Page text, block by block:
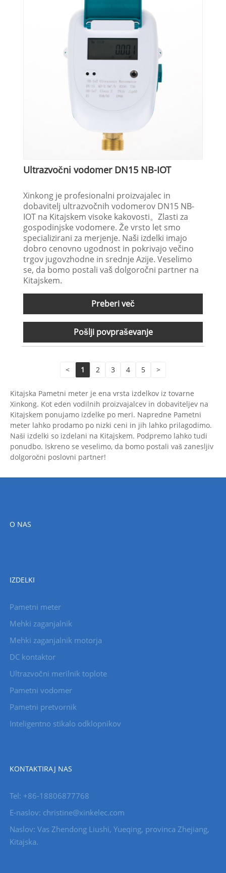
Ultrazvočni vodomer DN15 NB-IOT
Xinkong je profesionalni proizvajalec in
dobavitelj ultrazvočnih vodomerov DN15 NB-
IOT na Kitajskem visoke kakovosti。Zlasti za
gospodinjske vodomere. Že vrsto let smo
specializirani za merjenje. Naši izdelki imajo
dobro cenovno ugodnost in pokrivajo večino
trgov jugovzhodne in srednje Azije. Veselimo
se, da bomo postali vaš dolgoročni partner na
Kitajskem.
Preberi več
Pošlji povpraševanje
< 1 2 3 4 5 >
Kitajska Pametni meter je ena vrsta izdelkov iz tovarne
Xinkong. Kot eden vodilnih proizvajalcev in dobaviteljev na
Kitajskem ponujamo izdelke po meri. Napredne Pametni
meter lahko prodamo po nizki ceni in jih lahko prilagodimo.
Naši izdelki so izdelani na Kitajskem. Podpremo lahko tudi
ponudbo. Iskreno se veselimo, da bomo postali vaš zanesljiv
dolgoročni poslovni partner!
O NAS
IZDELKI
Pametni meter
Mehki zaganjalnik
Mehki zaganjalnik motorja
DC kontaktor
Ultrazvočni merilnik toplote
Pametni vodomer
Pametni pretvornik
Inteligentno stikalo odklopnikov
KONTAKTIRAJ NAS
Tel: +86-18806877768
E-naslov: christine@xinkelec.com
Naslov: Vas Zhendong Liushi, Yueqing, provinca Zhejiang,
Kitajska.